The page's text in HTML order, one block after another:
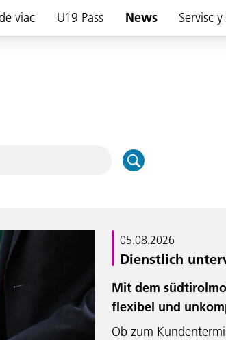
viac U19 Pass News Servisc
05.08.2026
Dienstlich
Mit dem
flexibel und
Ob zum